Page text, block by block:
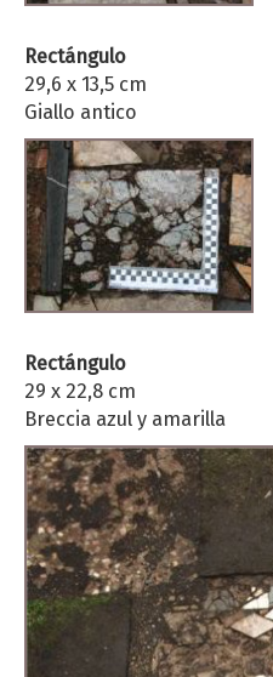
Rectángulo
29,6 x 13,5 cm
Giallo antico
Rectángulo
29 x 22,8 cm
Breccia azul y amarilla